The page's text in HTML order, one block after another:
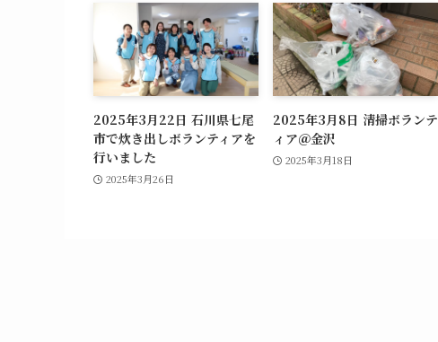
2025年3月22日 石川県七尾
市で炊き出しボランティアを
行いました
2025年3月26日
2025年3月8日 清掃ボランテ
ィア＠金沢
2025年3月18日